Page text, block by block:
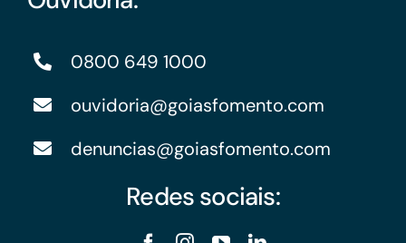
0800 649 1000
ouvidoria@goiasfomento.com
denuncias@goiasfomento.com
Redes sociais: